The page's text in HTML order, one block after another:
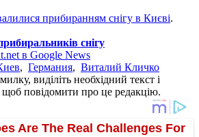
прибиранням снігу в Києві.
снігу
в Google News
, Германия, Виталий Кличко
виділіть необхідний текст і
щоб повідомити про це редакцію.